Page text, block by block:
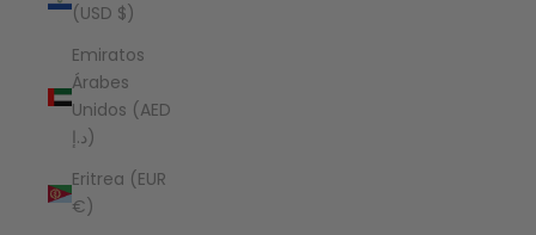
(USD $)
Emiratos
Árabes
Unidos (AED
د.إ)
Eritrea (EUR
€)